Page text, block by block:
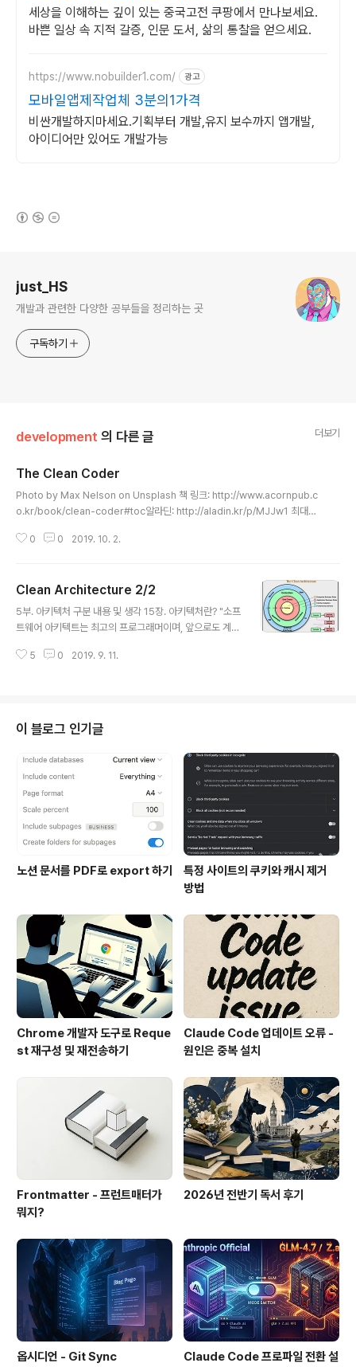
세상을 이해하는 깊이 있는 중국고전 쿠팡에서 만나보세요.
바쁜 일상 속 지적 갈증, 인문 도서, 삶의 통찰을 얻으세요.
https://www.nobuilder1.com/ 광고
모바일앱제작업체 3분의1가격
비싼개발하지마세요.기획부터 개발,유지 보수까지 앱개발,
아이디어만 있어도 개발가능
just_HS
개발과 관련한 다양한 공부들을 정리하는 곳
구독하기
development 의 다른 글 더보기
The Clean Coder
Photo by Max Nelson on Unsplash 책 링크: http://www.acornpub.c
o.kr/book/clean-coder#toc알라딘: http://aladin.kr/p/MJJw1 최대한
것이다. 할 만큼 했다는 식은 프로답지 못하다. 하라는 데로 하겠지만 얼마나 잘
드를 짜야 한다. 구조가 좋아야 코드를 쉽게 변경할 수 있다. 아닌건 아니라고 말
할 수 있는 용기가 있어야 한다. 몰입은 좋은게 아니다. 큰 그림을 놓치게 되고,
다른 사람과의 협업을 ..
0 0 2019. 10. 2.
Clean Architecture 2/2
5부. 아키텍처 구분 내용 및 생각 15장. 아키텍처란? "소프
트웨어 아키텍트는 최고의 프로그래머이며, 앞으로도 계속
이 생산성을 극대화할 수 있는 설계를 하도록 방향을 이끌
진다." - "그리고 그 형태는 아키텍처 안에 담긴 소프트웨어
시스템이 쉽게 개발, 배포, 운영, 유지보수 되도록 만들어진
다." "시스템 아키텍처는 시스템의 동작 여부와는 거의 관
련이 없다." - 개판인 아키텍처도 동작하게 구현할 수 있다.
"좋은 아키텍처는 시스템을 쉽게 이해하고, 쉽게 개발하며,
5 0 2019. 9. 11.
이 블로그 인기글
노션 문서를 PDF로 export 하기
특정 사이트의 쿠키와 캐시 제거
방법
Chrome 개발자 도구로 Reque
st 재구성 및 재전송하기
Claude Code 업데이트 오류 -
원인은 중복 설치
Frontmatter - 프런트매터가
뭐지?
2026년 전반기 독서 후기
옵시디언 - Git Sync Claude Code 프로파일 전환 설